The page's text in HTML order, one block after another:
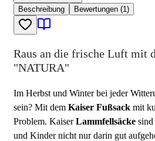
Beschreibung
Bewertungen (1)
Raus an die frische Luft mit
"NATURA"
Im Herbst und Winter bei jeder
sein? Mit dem Kaiser Fußsack mit
Problem. KaiserLammfellsäcke sind
und Kinder nicht nur darin gut